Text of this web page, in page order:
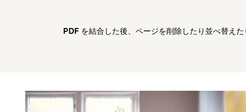
PDF を結合した後、ページを削除したり並べ替えた